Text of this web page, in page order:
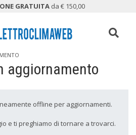
GRATUITAda € 150,00
aggiornamento
offline per aggiornamenti.
e ti preghiamo di tornare a trovarci.